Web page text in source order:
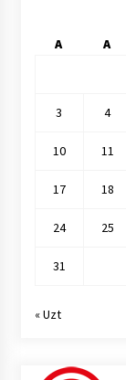
A A
3 4
10 11
17 18
24 25
31
« Uzt